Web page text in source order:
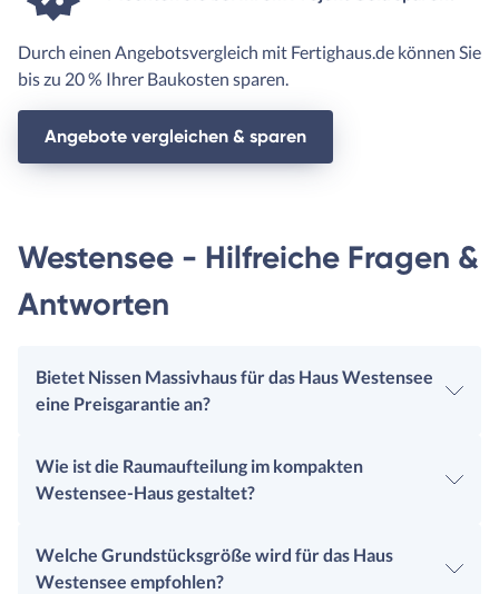
Durch einen Angebotsvergleich mit Fertighaus.de können Sie
bis zu 20 % Ihrer Baukosten sparen.
Angebote vergleichen & sparen
Westensee - Hilfreiche Fragen &
Antworten
Bietet Nissen Massivhaus für das Haus Westensee
eine Preisgarantie an?
Wie ist die Raumaufteilung im kompakten
Westensee-Haus gestaltet?
Welche Grundstücksgröße wird für das Haus
Westensee empfohlen?